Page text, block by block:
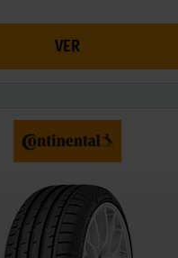
VER